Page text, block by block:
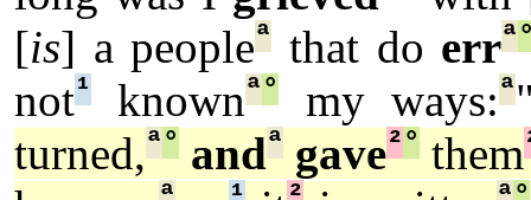
[is] a peopleª that do errª
not¹ knownª° my ways:ª
turned,ª° andª gave²° them